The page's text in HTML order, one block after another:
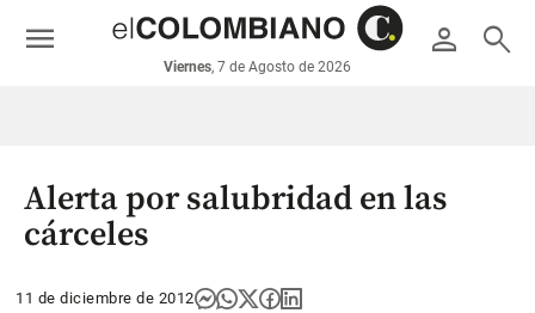
económicos
Colombia
person search
Viernes, 7 de Agosto de 2026
menu
Alerta por salubridad en las
cárceles
11 de diciembre de 2012